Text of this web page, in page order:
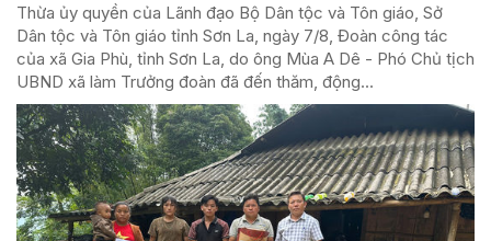
Thừa ủy quyền của Lãnh đạo Bộ Dân tộc và Tôn giáo, Sở
Dân tộc và Tôn giáo tỉnh Sơn La, ngày 7/8, Đoàn công tác
của xã Gia Phù, tỉnh Sơn La, do ông Mùa A Dê - Phó Chủ tịch
UBND xã làm Trưởng đoàn đã đến thăm, động...